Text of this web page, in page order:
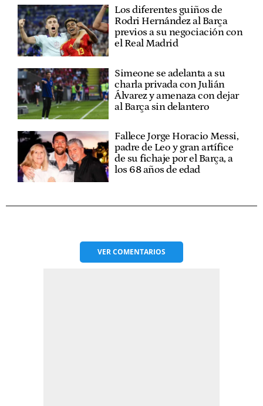
Los diferentes guiños de
Rodri Hernández al Barça
previos a su negociación con
el Real Madrid
Simeone se adelanta a su
charla privada con Julián
Álvarez y amenaza con dejar
al Barça sin delantero
Fallece Jorge Horacio Messi,
padre de Leo y gran artífice
de su fichaje por el Barça, a
los 68 años de edad
VERCOMENTARIOS